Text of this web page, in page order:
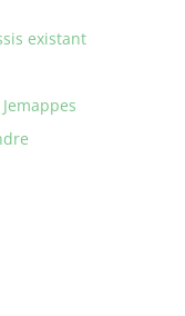
existant